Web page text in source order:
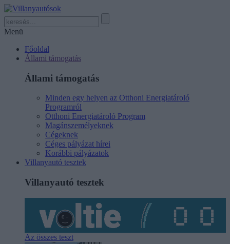
Menü
Főoldal
Állami támogatás
Állami támogatás
Minden egy helyen az Otthoni Energiatároló
Programról
Otthoni Energiatároló Program
Magánszemélyeknek
Cégeknek
Céges pályázat hírei
Korábbi pályázatok
Villanyautó tesztek
Villanyautó tesztek
Az összes teszt